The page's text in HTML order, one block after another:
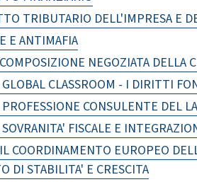
TRIBUTARIO DELL'IMPRESA E
E ANTIMAFIA
NEGOZIATA DELLA
CLASSROOM - I DIRITTI
CONSULENTE DEL
FISCALE E
COORDINAMENTO EUROPEO
DI STABILITA' E CRESCITA